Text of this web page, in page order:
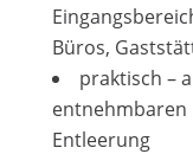
Büros,
praktisch –
Entleerung